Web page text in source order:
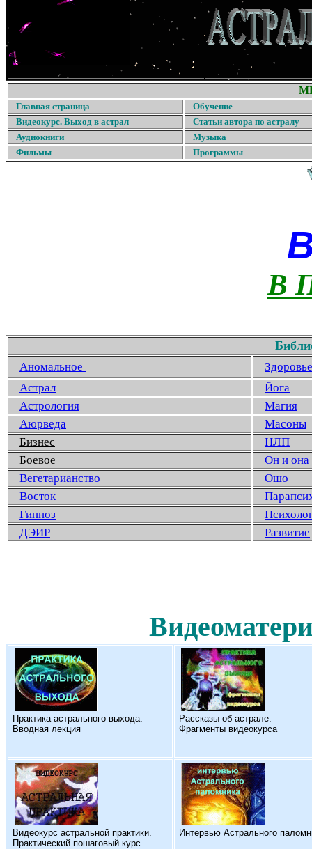
Главная страница
Обучение
Видеокурс. Выход в астрал
Статьи автора по астралу
Аудиокниги
Музыка
Фильмы
Программы
В
Аномальное
Здоровье
Астрал
Йога
Астрология
Магия
Аюрведа
Масоны
Бизнес
НЛП
Боевое
Он и она
Вегетарианство
Ошо
Восток
Гипноз
ДЭИР
Развитие
Практика астрального выхода.
Вводная лекция
Рассказы об астрале.
Фрагменты видеокурса
Видеокурс астральной практики.
Практический пошаговый курс
Интервью Астрального